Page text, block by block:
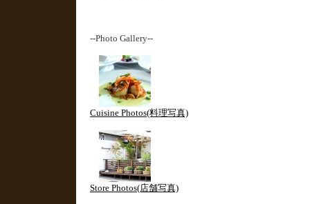
--Photo Gallery--
Cuisine Photos(料理写真)
Store Photos(店舗写真)